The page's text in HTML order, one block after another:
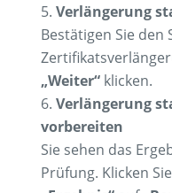
Verlängerung
Bestätigen Sie den
„Weiter“klicken.
Verlängerung
vorbereiten
Sie sehen das
Prüfung. Klicken